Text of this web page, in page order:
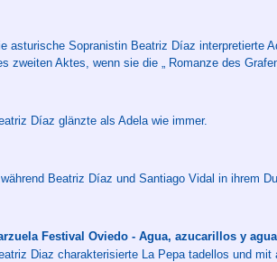
asturische Sopranistin Beatriz Díaz interpretierte
zweiten Aktes, wenn sie die „ Romanze des
Díaz glänzte als Adela wie immer.
Beatriz Díaz und Santiago Vidal in ihrem
Festival Oviedo - Agua, azucarillos y
Diaz charakterisierte La Pepa tadellos und